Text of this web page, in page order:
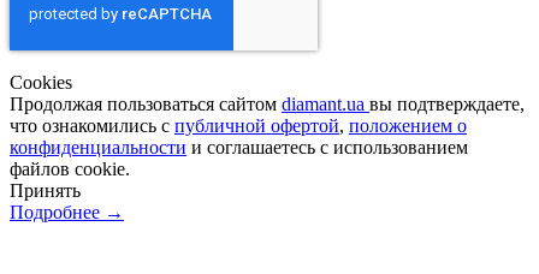
Сookies
Продолжая пользоваться сайтом diamant.ua вы подтверждаете,
что ознакомились с публичной офертой, положением о
конфиденциальности и соглашаетесь с использованием
файлов cookie.
Принять
Подробнее →